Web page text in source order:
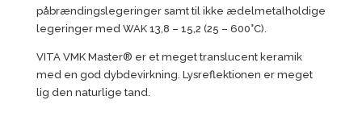
påbrændingslegeringer samt til ikke ædelmetalholdige
legeringer med WAK 13,8 – 15,2 (25 – 600°C).
VITA VMK Master® er et meget translucent keramik
med en god dybdevirkning. Lysreflektionen er meget
lig den naturlige tand.